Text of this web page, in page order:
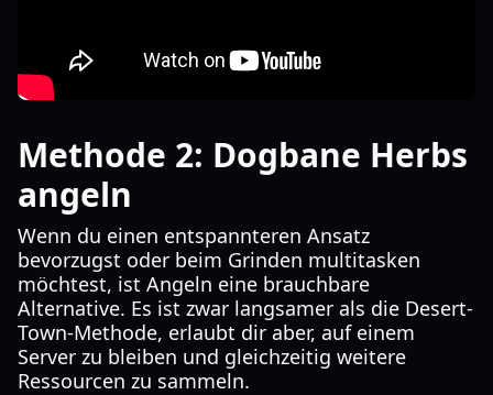
Methode 2: Dogbane Herbs
angeln
Wenn du einen entspannteren Ansatz
bevorzugst oder beim Grinden multitasken
möchtest, ist Angeln eine brauchbare
Alternative. Es ist zwar langsamer als die Desert-
Town-Methode, erlaubt dir aber, auf einem
Server zu bleiben und gleichzeitig weitere
Ressourcen zu sammeln.